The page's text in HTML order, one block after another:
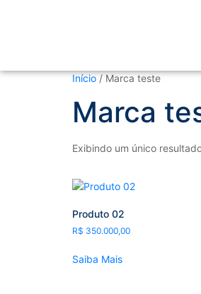
Início/ Marca teste
Marca
Exibindo um único
Produto 02
R$ 350.000,00
Saiba Mais